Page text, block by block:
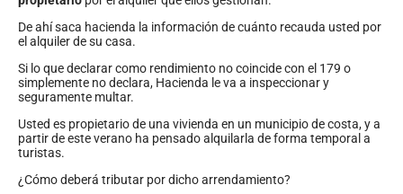
De ahí saca hacienda la información de cuánto recauda usted por
el alquiler de su casa.
Si lo que declarar como rendimiento no coincide con el 179 o
simplemente no declara, Hacienda le va a inspeccionar y
seguramente multar.
Usted es propietario de una vivienda en un municipio de costa, y a
partir de este verano ha pensado alquilarla de forma temporal a
turistas.
¿Cómo deberá tributar por dicho arrendamiento?